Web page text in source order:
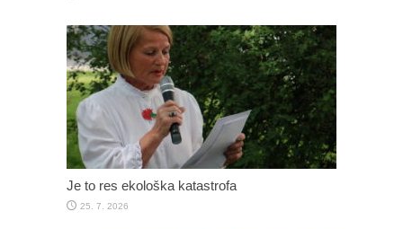
Je to res ekološka katastrofa
25. 7. 2026